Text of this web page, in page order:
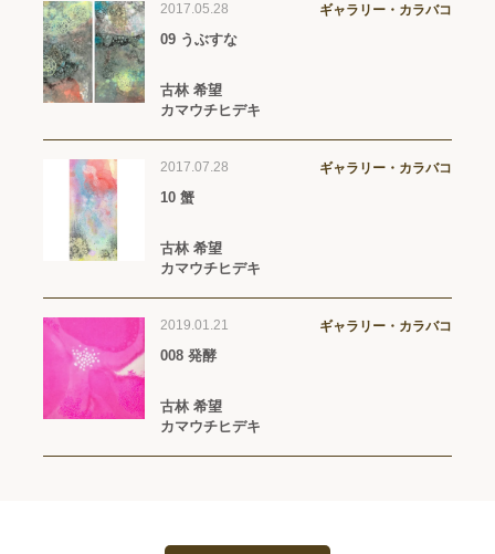
2017.05.28 ギャラリー・カラバコ
09 うぶすな
古林 希望
カマウチヒデキ
2017.07.28 ギャラリー・カラバコ
10 蟹
古林 希望
カマウチヒデキ
2019.01.21 ギャラリー・カラバコ
008 発酵
古林 希望
カマウチヒデキ